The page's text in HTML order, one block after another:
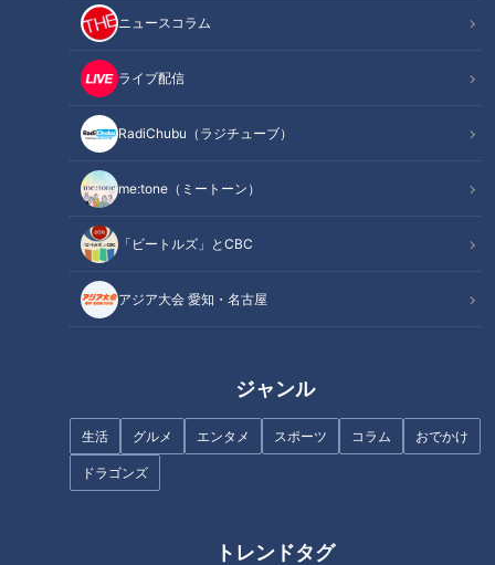
ニュースコラム
ライブ配信
RadiChubu（ラジチューブ）
me:tone（ミートーン）
「ビートルズ」とCBC
アジア大会 愛知・名古屋
ジャンル
生活 グルメ エンタメ スポーツ コラム おでかけ
ドラゴンズ
トレンドタグ
昨年末、海沿いにオープンしたアメリカンレストランの『ニシ
オシティダイナー』。
数年前までアメリカに住んでいたというオーナーが、現地で食
べた料理に感動し、「地元でもその味を提供したい」とお店を
開きました。